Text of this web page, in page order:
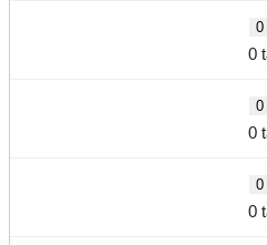
0
0
0
0
0
0